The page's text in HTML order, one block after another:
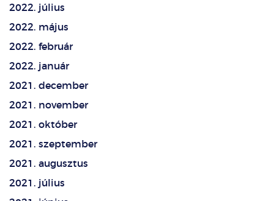
2022. július
2022. május
2022. február
2022. január
2021. december
2021. november
2021. október
2021. szeptember
2021. augusztus
2021. július